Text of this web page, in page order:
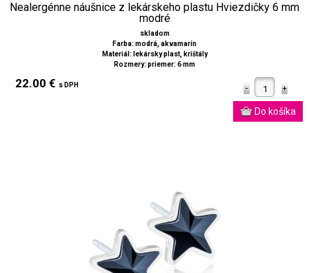
Nealergénne náušnice z lekárskeho plastu Hviezdičky 6 mm
modré
skladom
Farba: modrá, akvamarín
Materiál: lekársky plast, krištály
Rozmery: priemer: 6 mm
22.00 € s DPH